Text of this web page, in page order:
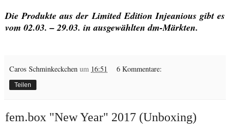
Die Produkte aus der Limited Edition Injeanious gibt es
vom 02.03. – 29.03. in ausgewählten dm-Märkten.
Caros Schminkeckchen um 16:51 6 Kommentare:
Teilen
fem.box "New Year" 2017 (Unboxing)